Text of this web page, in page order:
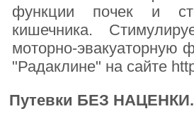
функции почек и
кишечника.
моторно-эвакуаторную
"Радаклине" на сайте
Путевки БЕЗ